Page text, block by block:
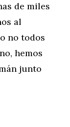
de miles
al
no todos
hemos
junto